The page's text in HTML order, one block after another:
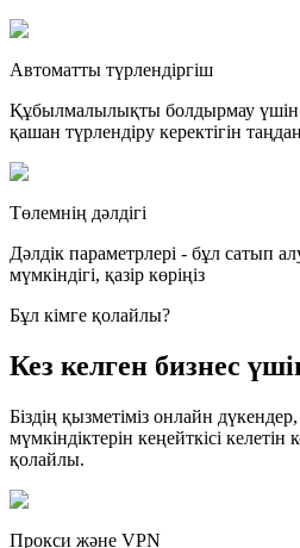
Автоматты түрлендіргіш
Құбылмалылықты болдырмау
қашан түрлендіру керектігін
Төлемнің дәлдігі
Дәлдік параметрлері - бұл сатып
мүмкіндігі, қазір көріңіз
Бұл кімге қолайлы?
Кез келген бизнес
Біздің қызметіміз онлайн
мүмкіндіктерін кеңейткісі
қолайлы.
Прокси және VPN